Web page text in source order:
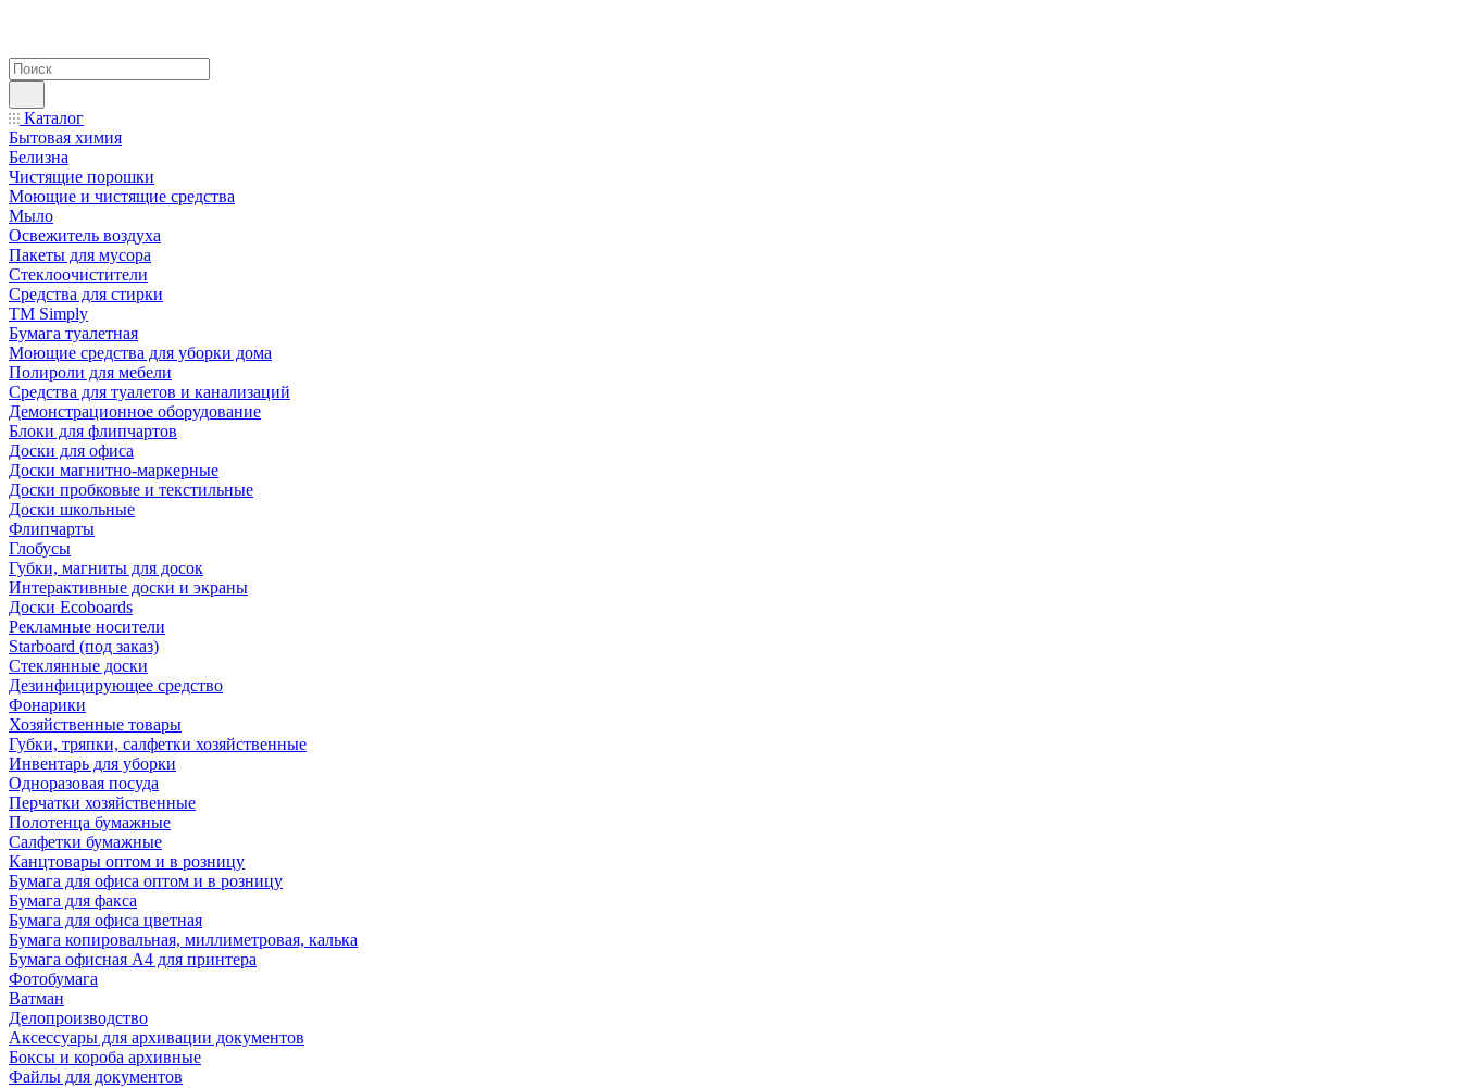
Каталог
Бытовая химия
Белизна
Чистящие порошки
Моющие и чистящие средства
Мыло
Освежитель воздуха
Пакеты для мусора
Стеклоочистители
Средства для стирки
TM Simply
Бумага туалетная
Моющие средства для уборки дома
Полироли для мебели
Средства для туалетов и канализаций
Демонстрационное оборудование
Блоки для флипчартов
Доски для офиса
Доски магнитно-маркерные
Доски пробковые и текстильные
Доски школьные
Флипчарты
Глобусы
Губки, магниты для досок
Интерактивные доски и экраны
Доски Ecoboards
Рекламные носители
Starboard (под заказ)
Стеклянные доски
Дезинфицирующее средство
Фонарики
Хозяйственные товары
Губки, тряпки, салфетки хозяйственные
Инвентарь для уборки
Одноразовая посуда
Перчатки хозяйственные
Полотенца бумажные
Салфетки бумажные
Канцтовары оптом и в розницу
Бумага для офиса оптом и в розницу
Бумага для факса
Бумага для офиса цветная
Бумага копировальная, миллиметровая, калька
Бумага офисная А4 для принтера
Фотобумага
Ватман
Делопроизводство
Аксессуары для архивации документов
Боксы и короба архивные
Файлы для документов